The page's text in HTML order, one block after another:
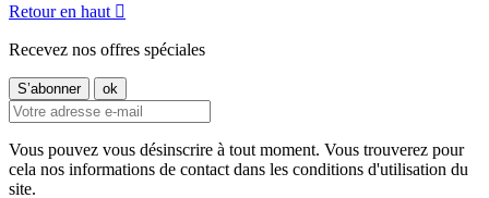
Retour en haut 
Recevez nos offres spéciales
Vous pouvez vous désinscrire à tout moment. Vous trouverez pour
cela nos informations de contact dans les conditions d'utilisation du
site.